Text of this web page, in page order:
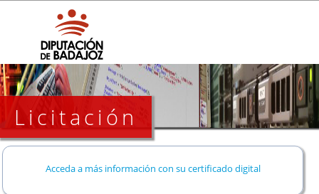
Licitación
Acceda a más información con su certificado digital